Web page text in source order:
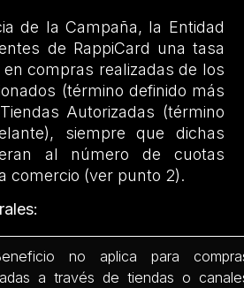
de la Campaña, la Entidad
de RappiCard una tasa
compras realizadas de los
(término definido más
Autorizadas (término
siempre que dichas
al número de cuotas
comercio (ver punto 2).
no aplica para
a través de tiendas o